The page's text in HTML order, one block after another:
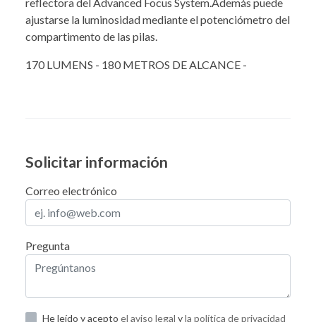
ajustarse la luminosidad mediante el potenciómetro del
compartimento de las pilas.
170 LUMENS - 180 METROS DE ALCANCE -
Solicitar información
Correo electrónico
Pregunta
He leído y acepto el aviso legal yla política de privacidad